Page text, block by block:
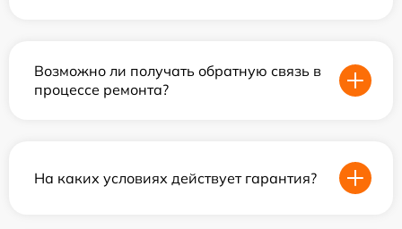
Возможно ли получать обратную связь в
процессе ремонта?
На каких условиях действует гарантия?